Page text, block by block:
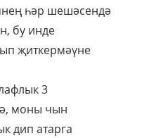
һәр шешәсендә
бу инде
җиткермәүне
3
моны чын
дип атарга